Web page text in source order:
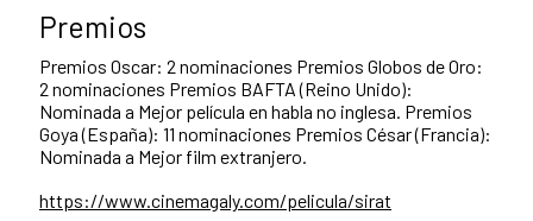
Premios
Premios Oscar: 2 nominaciones Premios Globos de Oro:
2 nominaciones Premios BAFTA (Reino Unido):
Nominada a Mejor película en habla no inglesa. Premios
Goya (España): 11 nominaciones Premios César (Francia):
Nominada a Mejor film extranjero.
https://www.cinemagaly.com/pelicula/sirat